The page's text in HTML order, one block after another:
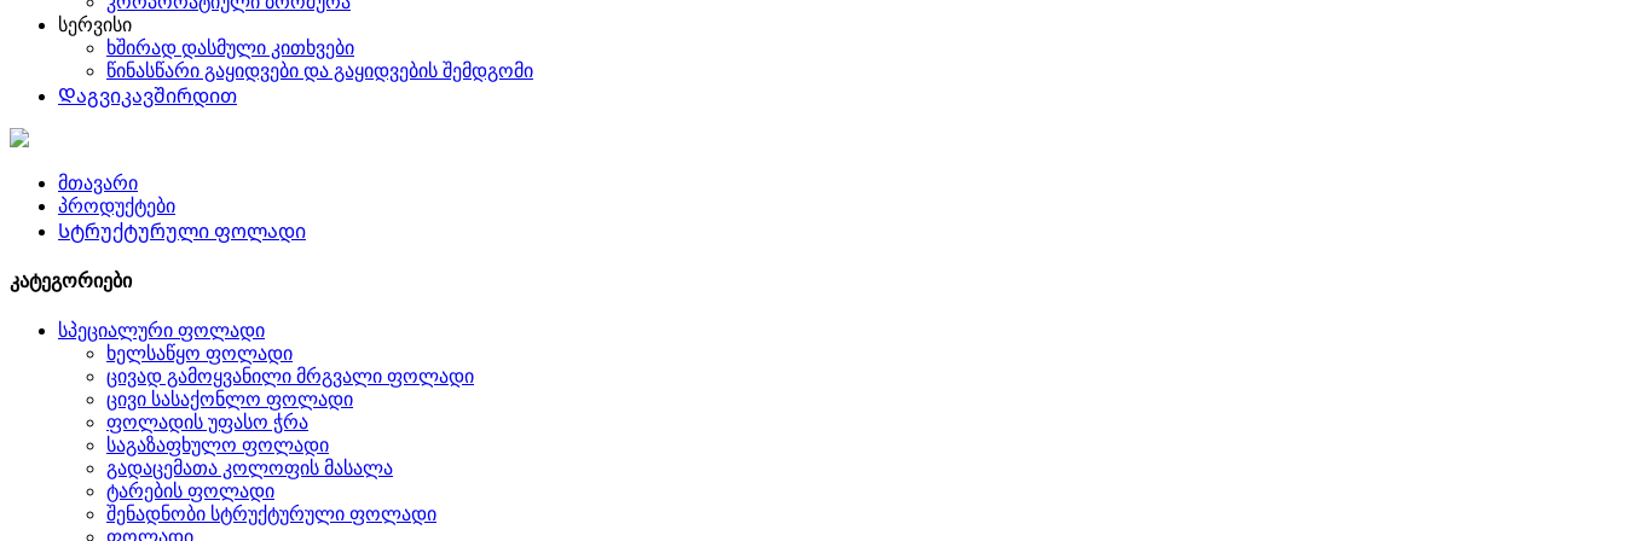
სერვისი
ხშირად დასმული კითხვები
წინასწარი გაყიდვები და გაყიდვების შემდგომი
Დაგვიკავშირდით
მთავარი
პროდუქტები
Სტრუქტურული ფოლადი
კატეგორიები
სპეციალური ფოლადი
ხელსაწყო ფოლადი
ცივად გამოყვანილი მრგვალი ფოლადი
ცივი სასაქონლო ფოლადი
ფოლადის უფასო ჭრა
საგაზაფხულო ფოლადი
გადაცემათა კოლოფის მასალა
ტარების ფოლადი
შენადნობი სტრუქტურული ფოლადი
ფოლადი